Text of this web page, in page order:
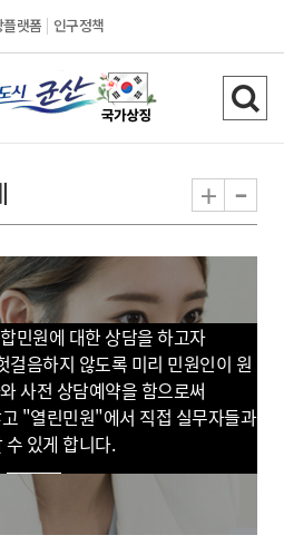
랫폼 인구정책
시
민
주
권
도
시
군
산
검
색
기
+ -
민원에 대한 상담을 하고자
걸음하지 않도록 미리 민원인이 원
사전 상담예약을 함으로써
"열린민원"에서 직접 실무자들과
수 있게 합니다.